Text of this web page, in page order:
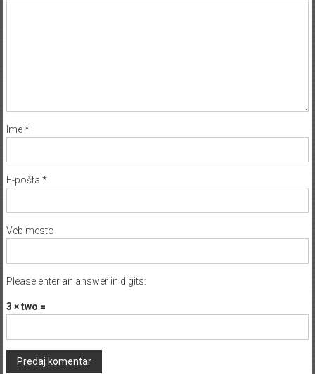
Ime*
E-pošta *
Veb mesto
Please enter an answer in digits:
3 × two =